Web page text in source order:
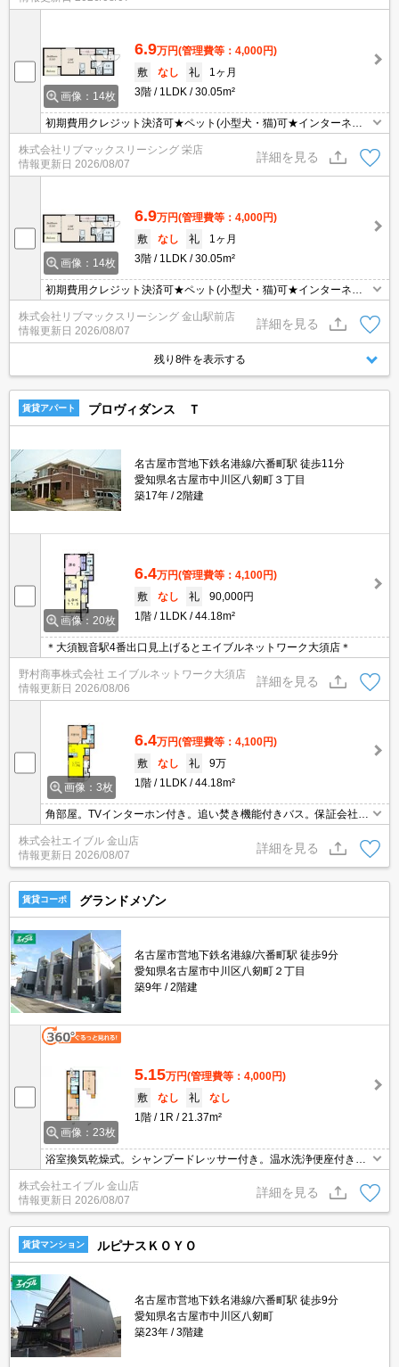
画像：14枚
6.9万円(管理費等：4,000円)
敷
なし 礼
1ヶ月
3階
1LDK 30.05m²
初期費用クレジット決済可★ペット(小型犬・猫)可★インターネッ
立地です！
株式会社リブマックスリーシング 栄店
情報更新日 2026/08/07
詳細を見る
画像：14枚
6.9万円(管理費等：4,000円)
敷
なし 礼
1ヶ月
3階
1LDK 30.05m²
初期費用クレジット決済可★ペット(小型犬・猫)可★インターネッ
立地です！
株式会社リブマックスリーシング 金山駅前店
情報更新日 2026/08/07
詳細を見る
残り8件を表示する
賃貸アパート プロヴィダンス Ｔ
名古屋市営地下鉄名港線/六番町駅 徒歩11分
愛知県名古屋市中川区八剱町３丁目
築17年
2階建
画像：20枚
6.4万円(管理費等：4,100円)
敷
なし 礼
90,000円
1階
1LDK 44.18m²
＊大須観音駅4番出口見上げるとエイブルネットワーク大須店＊
野村商事株式会社 エイブルネットワーク大須店
情報更新日 2026/08/06
詳細を見る
画像：3枚
6.4万円(管理費等：4,100円)
敷
なし 礼
9万
1階
1LDK 44.18m²
角部屋。TVインターホン付き。追い焚き機能付きバス。保証会社加
株式会社エイブル 金山店
情報更新日 2026/08/07
詳細を見る
賃貸コーポ グランドメゾン
名古屋市営地下鉄名港線/六番町駅 徒歩9分
愛知県名古屋市中川区八剱町２丁目
築9年
2階建
画像：23枚
5.15万円(管理費等：4,000円)
敷
なし 礼
なし
1階
1R 21.37m²
浴室換気乾燥式。シャンプードレッサー付き。温水洗浄便座付き。
2口ガスコンロ付。
株式会社エイブル 金山店
情報更新日 2026/08/07
詳細を見る
賃貸マンション ルピナスＫＯＹＯ
名古屋市営地下鉄名港線/六番町駅 徒歩9分
愛知県名古屋市中川区八剱町
築23年
3階建